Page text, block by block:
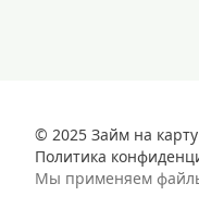
© 2025 Займ на
Политика
Мы применяем файлы